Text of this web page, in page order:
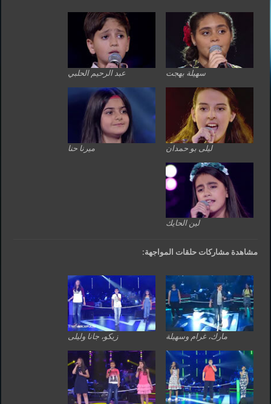
سهيلة بهجت عبد الرحيم الحلبي
ليلى بو حمدان ميرنا حنا
لين الحايك
مشاهدة مشاركات حلقات المواجهة:
مارك، غرام وسهيلة زيكو، جانا وليلى